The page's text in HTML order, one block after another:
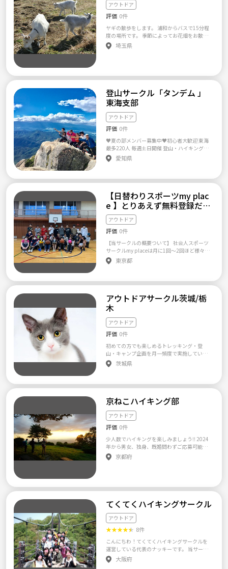
FF THE GRID 2020 (ギア展) 夜親睦会するかも
しれません...! 4/11 大室山〜さくらの里まつり
#カメラ旅 📷🌸 4/12 スキー・スノボ🎿🏂 ◆
募集条件 ・ドタキャンしない人！ ・体調管理
しっかりできる人！ ・常識がある人。 ・参加
日は終日空けれる人！ サークル紹介PV！ http
国、中国、九州地方の登山サークルです。 タ
の意味として「二人以上の人が協同してい
る」という意味があります。 同じ趣向を持っ
た人が集まることで自己の向上・周囲との協
同・地域との協同を目指します。 人と人との
つながりを持つことができ、 年代や地域を超
えた様々な価値観との出会いや交友関係を広
げることができます。 ■+-+-+-+-+-+-+-+-+-+-+-+
■ メンバーは全員18-29歳！ 初心者9割 社会
人、大学生、ニート様々な人が集まってるん
です！^^ ・営業マン、事務、フリーター、自
ます。 ■+-+-+-+-+-+-+-+-+-+-+-+■ 良い所！とに
かく若い！均年齢が約２４歳の若さは日本
一！ 親ほど年齢が離れている方に気を使った
り、会話に困ったりする必要はありません＼
(^o^)／ 同世代の社会人、学生なので会話が弾
みますよ☆ なお、全体のメンバーは多いです
が、毎回のイベントは５～１５人くらいなの
■ 登山サークルメンバー同士がお互いに顔の
見える組織です！ 登山サークルや山好きのコ
ミュニティは人の入れ替わりが激しかった
はないので、何度か顔を合わせていればすぐ
【新規会員の受付】 初心者大歓迎 初めての登
山・仲間探し・新しい挑戦大歓迎！ 持ち物と
かわからない人は全力でアドバイスします！^
^ 【ご応募時の必須記載事項】 1.氏名 2.年齢
3.プロフィール(できるだけ詳細に) ・職業 ・
スポーツ経歴 4.参加可能時期 5.動機 6.LINE ID
7.車の有無 ※上記にお伺いした個人情報こと
は本サークル以外では使用いたしません。！
【注意事項】 ただし、以下のような方の参加
はお断りします。 もし以下のような行為をさ
のイベントには参加できなくなります。 ・宗
教活動、ネットワークビジネス等の営業や勧
誘行為される方。（発覚次第車に乗ってよう
が降りてもらいます。） ・他のサークルやイ
ベントへ勧誘行為される方。 ・部長、副部長
の指示に従わず勝手な行動をされる方。 ・当
サークルの考えを一項でも納得頂けない方。
・体調管理をしっかりできない方。 ・ドタキ
ャンするされる方。 ・待ち合わせ時間を守れ
ない方。 ・写真撮影、SNS投稿がNGな方。 ・
予定を事前に空けることができない。 スポー
p よりお願いします。 【サークル設立の想
ほしいということで設立しました。 気づけ
ば、400人規模。 その規模は活動型登山サー
クルでは日本一です！ インスタ・ホームペー
ジを見て頂ければ楽しさが伝わると思います^
デムと登山をしましょう。
色々な山に登っています。 岩登りや、冬山登
山も実施しています。 メンバーの体力や経験
に応じた山登りが出来るように毎年年間計画
を立てています。 拠点として丸亀市内に事務
所を持ち、安全に登山できるように教育にも
力を入れています。 メンバーは初心者から熟
練した方まで幅広い構成です。地域も中讃地区
入れています。 いろいろな経験を持った方と
ことができます。 日本勤労者山岳連盟に加盟
し、労山基金という遭難、救助、入院、通院
の費用をサポートする互助制度もあり、山で
の事故や遭難への備えもできます。 【サーク
ル設立の想い】 安全登山の普及を目指し、45
年前に設立された山の会です。 昨今の山岳事
故の多発は目に余るものがあり、安全で、楽
しい登山を広めることを目的として活動して
います。 我が会ではいろいろな経験を持った
方と山登りをすることによって色々な知識を
加盟し、労山基金という遭難、救助、入院、
通院の費用をサポートする互助制度もあり、
山での事故や遭難への備えもできます。 安全
で楽しい登山を目指していますので、気軽に
連絡を頂ければ嬉しいです。 労山基金：1000
円～10000円/年 （掛け金に応じて支払われま
す。）
アウトドア
評価 0件
ヤギの散歩をします。 浦和からバスで15分程
度の場所です。 季節によってお花畑をお散歩
したり 田園の中を散歩したりします。
埼玉県
登山サークル「タンデム 」
東海支部
アウトドア
評価 0件
♥夏の部メンバー募集中♥初心者大歓迎 東海
最多220人 毎週土日開催 登山・ハイキングサ
ークルとにかくホームページを見てください
★ http://tandemnagoya.com/ 登山サークル
モットーとし 東海地方で活動する若手中心の
す！ メンバーは全員18-28歳！ 大学生から社
会人、様々な人が集まった集まってるんで
す！ 活動内容は季節に応じて登山、ハイキン
グは年中 その他季節に応じたイベント 花見や
花火、海、川遊び、BBQ、キャンプ、野外カ
レー作り、ラフティング、天体観測、スノーボ
ード を催してます。 【新規会員の受付】 男女
問わず募集中。 男性は車持ちのみ。 ・フルネ
ーム ・電話番号 ・LINE IDまたはメールアドレ
ス ・月一必須参加について問題ないか？（繁
メールをください。 →最近イタズラやイベン
ト、ワークショップ当日にドタキャンをされ
る方がいるためこのように細かく伺っており
ます。 ※上記にお伺いした個人情報ことは本
サークル以外では使用いたしません。 つなげ
ーとのメッセージまたは 公式LINEより、ホー
ムページお問い合わせよりお願いします✨ ■I
nstagram https://www.instagram.com/takk
i0710 https://www.instagram.com/tandemn
agoya https://www.instagram.com/tandemt
okyo_jp ■Twitter https://twitter.com/tande
m_com ■土曜日チーム 6/15 甘利山&千頭星山
白馬三山縦走🌃 6/29 霧ヶ峰&牧場で乗馬🔰🏇
6 白山 or 常念岳 🌃 6/23 金勝山 🔰 6/23 甲斐
駒ケ岳 🌃 6/30 編笠山 🔰 【サークル設立の想
い】 若い人に登山を広めたい。 もっと知って
ほしいということで設立しました。 気づけ
ば、330人規模。 その規模は活動型登山サー
クルでは日本一です！ インスタ・ホームペー
ジを見て頂ければ楽しさが伝わると思います^
^ https://www.instagram.com/tandemnagoy
a まだまだ応募しているので是非これからタン
愛知県
【日替わりスポーツmy plac
e 】とりあえず無料登録だけ
して好きな時に参加OK!20
代/登録者300名以上/参加費5
00円！
アウトドア
評価 0件
【当サークルの概要ついて】 社会人スポーツ
サークルmy placeは月に1回〜2回ほど様々な
種目のスポーツ全般のイベントを行っており
ます。 ※うちのサークルイベントは募集する
登録だけしておくと 行きたい時に行けるので
ベントページの 作成はしておりません。 主に
「バドミントン」「バスケ」、「フットサ
ル」、ドッチビー、ドッチボール、バレーボ
ール、卓球、ソフトテニスを行い「」がつい
ている種目は開催頻度が高めの種目です。 活
動場所のメインは千葉県の流山市・野田市・
市川市と東京都荒川区の体育館がメインでの
活動となりますが荒川区の体育館ではバドミ
ントン、ミニバスケがメイン開催となり他の種
目は原則行いません。 年会費などはありませ
請をしておけば登録完了！ 行う時はイベント
告知を行います！ ここから下はサークルの
「特徴」となります。 サークルと参加者のミ
スマッチをなるべく 減らして同じ思考を持っ
た人を集めて 全員にとっての「良いサーク
ル」にするために 記載しております。 【参加
半々です！ 原則20歳〜30歳までの方を募集し
ているので 26歳くらいが平均年齢となりま
す！ 31〜33歳くらいの方はお問い合わせ時に
2人～最大でも30人までとしているのが特徴で
まうためです。 【サークルの位置付け】 練習
とかは全くないので遊び感覚で 試合をやるイ
メージです。 ルールも簡易化しており、誰で
もすぐできるように工夫しております。 よっ
て、全力でスポーツをやる方には物足りない
未経験者、初心者向けのサークルとなります。
よくある未経験者、初心者歓迎！と募集に記
載があり、 参加してみたら経験者も沢山いら
っしゃり 未経験や初心者や女性の方など 申し
東京都
アウトドアサークル茨城/栃
木
アウトドア
評価 0件
初めての方でも楽しめるトレッキング・登
山・キャンプ企画を月一頻度で実施している
社会人サークルです。休日の余暇活動に大自然
を舞台にアウトドアアクティビティを楽しん
がはじめてなんですが初心者でも大丈夫です
でイベント企画を行っております。 Q.2 サー
クルのレベルは高くありませんか？ A.2 ほと
んどの参加者さんは初心者さんで、年間120名
以上の方を山へご案内しております。歩くペー
ス配分はもちろんのこと、参加者さんのレベ
ルに合わせて企画を行っております。 Q.3 キ
ャンプをはじめてみたいのですが道具があり
ません。 A.3 道具を含めて全て運営がご準備致
します。また日本キャンプ協会認定キャンプデ
ピールポイントはなんですか？ A.4 多くの登
山サークルは初めての方・経験者の方で構成
されているかと思います。ハイキングを含め
「山へ登る技術」はあっても「人を山へご案
内する技術」がないと難しく、その面では疲
れさせない山歩きができるかと思います。また
一人ひとり作業して頂き、キャンプスキルがア
ップできること間違いなしです。 ■運営者情
報■ 日本キャンプ協会認定キャンプディレク
茨城県
京ねこハイキング部
アウトドア
評価 0件
少人数でハイキングを楽しみましょう‼ 2024
年から男女、独身、既婚問わずご応募可能に
なりました‼ 2017年、社会人のためのハイキ
ング部を立ち上げました。 募集年齢は20代～
理人の私は近畿圏内の低山ハイキングが趣味
です。 私自身はソロでハイキングにしょっち
ゅう行きますがソロでは不安や恐怖で躊躇さ
れる方々もたくさんおられると思います。 せ
っかくの休日を利用して大自然を味わいたい
のに不安で行けない…。 そういった方々のた
めに私が管理人として大自然の中で楽しい１
日を味わってもらいたいという強い想いで設
立しました。
京都府
てくてくハイキングサークル
アウトドア
★★★★★ 8件
こんにちわ！てくてくハイキングサークルを
運営している代表のナッキーです。 当サーク
ルは20代～30代前半の方を中心とした初心者
ハイキングサークルです 。 登山・ハイキン
大阪府